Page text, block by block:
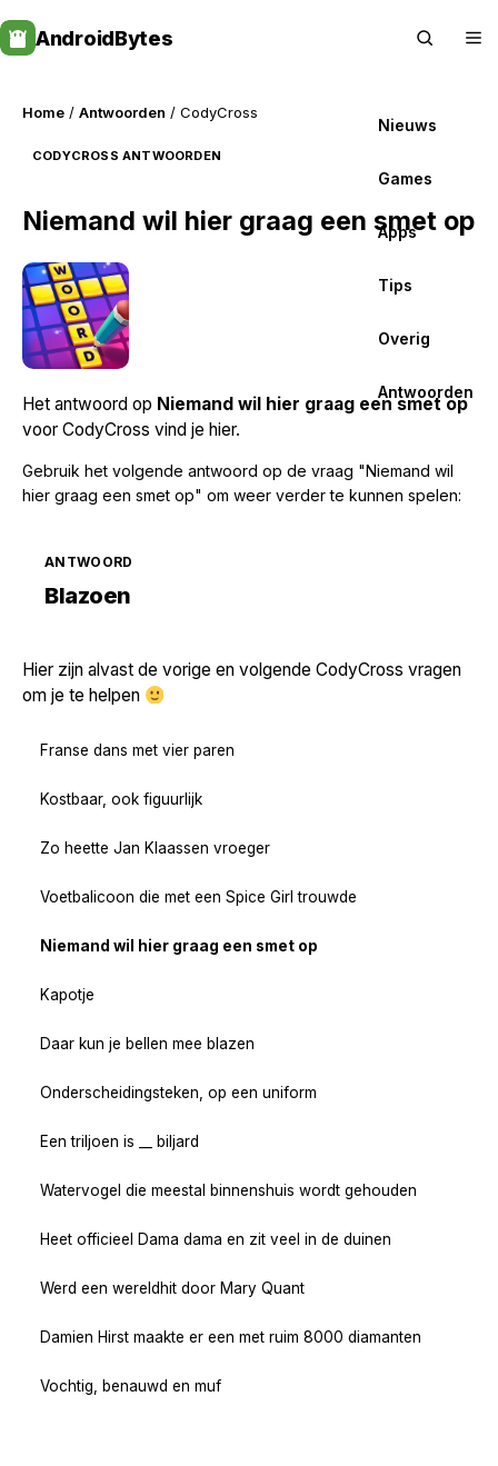
to
content
AndroidBytes
Nieuws
Games
Apps
Tips
Overig
Antwoorden
Home / Antwoorden / CodyCross
CODYCROSS ANTWOORDEN
Niemand wil hier graag een smet op
Het antwoord op Niemand wil hier graag een smet op
voor CodyCross vind je hier.
Gebruik het volgende antwoord op de vraag "Niemand wil
hier graag een smet op" om weer verder te kunnen spelen:
ANTWOORD
Blazoen
Hier zijn alvast de vorige en volgende CodyCross vragen
om je te helpen
Franse dans met vier paren
Kostbaar, ook figuurlijk
Zo heette Jan Klaassen vroeger
Voetbalicoon die met een Spice Girl trouwde
Niemand wil hier graag een smet op
Kapotje
Daar kun je bellen mee blazen
Onderscheidingsteken, op een uniform
Een triljoen is __ biljard
Watervogel die meestal binnenshuis wordt gehouden
Heet officieel Dama dama en zit veel in de duinen
Werd een wereldhit door Mary Quant
Damien Hirst maakte er een met ruim 8000 diamanten
Vochtig, benauwd en muf